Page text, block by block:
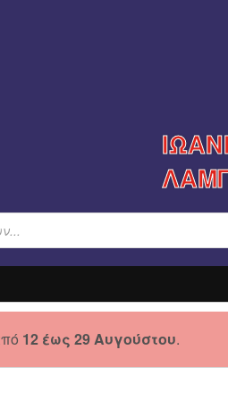
12 έως 29 Αυγούστου.